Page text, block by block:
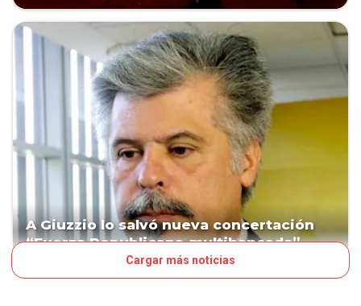
A Giuzzio lo salvó nueva concertación
“Fuerza Republicana-multibancada”
Cargar más noticias